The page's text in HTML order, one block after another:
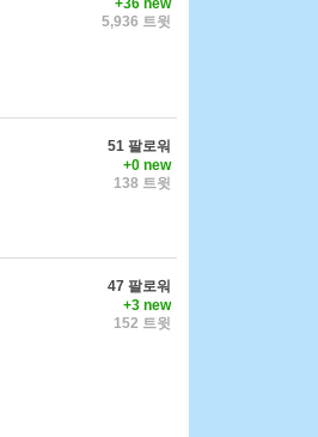
+36 new
5,936 트윗
51 팔로워
+0 new
138 트윗
47 팔로워
+3 new
152 트윗